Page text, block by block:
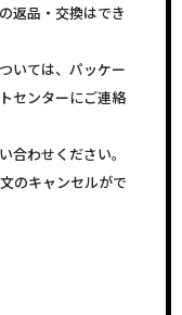
返品・交換はでき
いては、パッケー
センターにご連絡
合わせください。
のキャンセルがで